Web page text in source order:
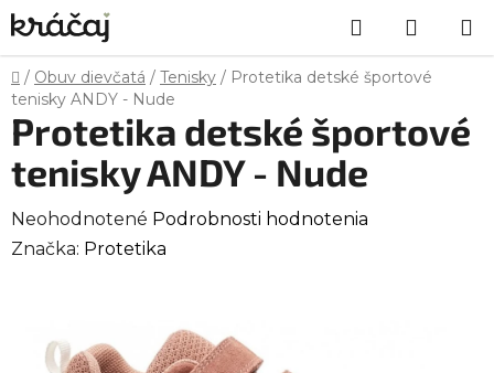
Prejsť
na
obsah
Hľadať
KOŠÍK
Domov
/ Obuv dievčatá / Tenisky / Protetika detské športové
tenisky ANDY - Nude
Protetika detské športové
tenisky ANDY - Nude
Priemerné
hodnotenie
Neohodnotené Podrobnosti hodnotenia
Značka: Protetika